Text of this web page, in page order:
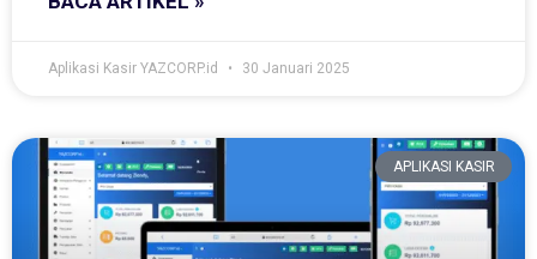
Aplikasi Kasir YAZCORP.id 30 Januari 2025
APLIKASI KASIR